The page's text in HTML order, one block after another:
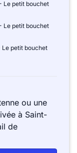
Le petit bouchet
Le petit bouchet
Le petit bouchet
ou une
à Saint-
de